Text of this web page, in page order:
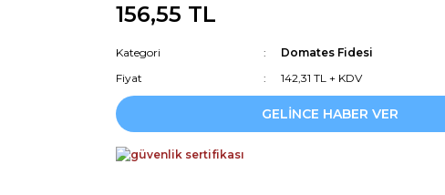
156,55 TL
Kategori
Domates Fidesi
Fiyat
142,31 TL + KDV
GELİNCE HABER VER